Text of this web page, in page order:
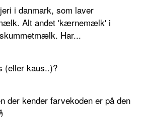
i danmark, som laver
Alt andet 'kærnemælk' i
Har...
(eller kaus..)?
der kender farvekoden er på den